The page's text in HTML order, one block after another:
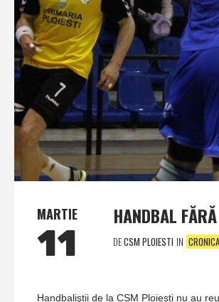
MARTIE
11
HANDBAL
DECSM PLOIESTI IN
Handbaliştii de la CSM Ploieşti nu au